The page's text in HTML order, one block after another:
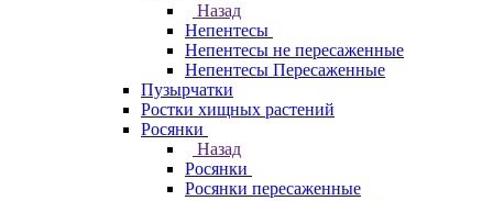
Назад
Непентесы
Непентесы не пересаженные
Непентесы Пересаженные
Пузырчатки
Ростки хищных растений
Росянки
Назад
Росянки
Росянки пересаженные